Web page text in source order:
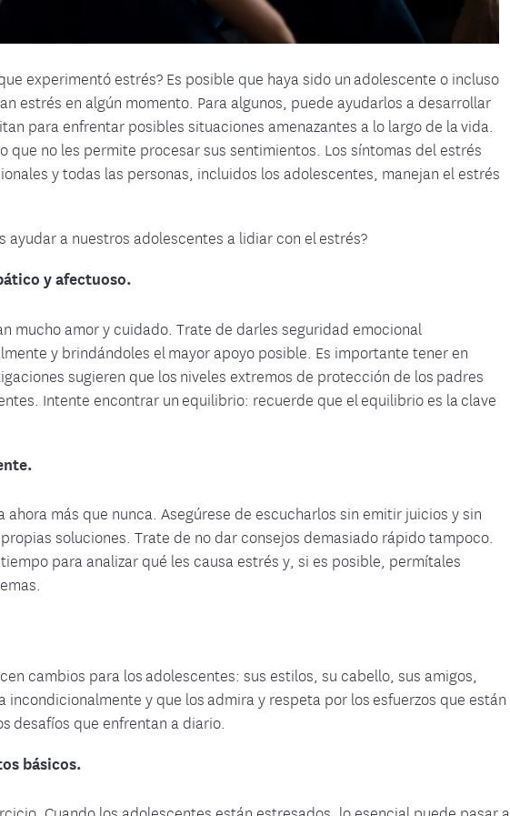
experimentó estrés? Es posible que haya sido un adolescente o incluso
estrés en algún momento. Para algunos, puede ayudarlos a desarrollar
para enfrentar posibles situaciones amenazantes a lo largo de la vida.
que no les permite procesar sus sentimientos. Los síntomas del estrés
y todas las personas, incluidos los adolescentes, manejan el estrés
ayudar a nuestros adolescentes a lidiar con el estrés?
y afectuoso.
mucho amor y cuidado. Trate de darles seguridad emocional
y brindándoles el mayor apoyo posible. Es importante tener en
sugieren que los niveles extremos de protección de los padres
Intente encontrar un equilibrio: recuerde que el equilibrio es la clave
ahora más que nunca. Asegúrese de escucharlos sin emitir juicios y sin
soluciones. Trate de no dar consejos demasiado rápido tampoco.
para analizar qué les causa estrés y, si es posible, permítales
cambios para los adolescentes: sus estilos, su cabello, sus amigos,
incondicionalmente y que los admira y respeta por los esfuerzos que están
desafíos que enfrentan a diario.
básicos.